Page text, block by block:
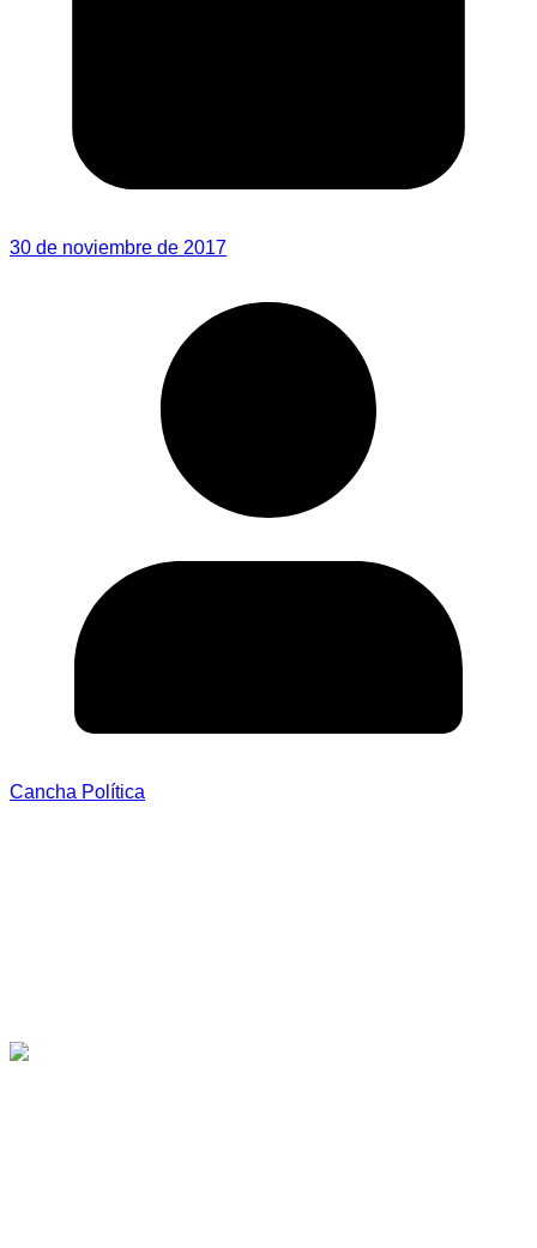
30 de noviembre de 2017
Cancha Política